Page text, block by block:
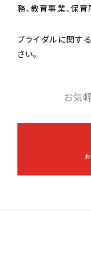
務、教育事業、保育
ブライダルに関す
さい。
お気